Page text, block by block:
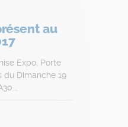
au
Expo, Porte
du Dimanche 19
Options